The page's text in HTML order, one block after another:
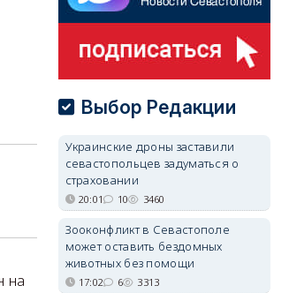
на
Выбор Редакции
Украинские дроны заставили
севастопольцев задуматься о
страховании
20:01 10 3460
Зооконфликт в Севастополе
может оставить бездомных
животных без помощи
17:02 6 3313